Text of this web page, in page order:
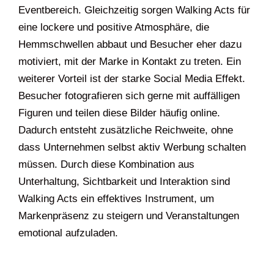
Eventbereich. Gleichzeitig sorgen Walking Acts für
eine lockere und positive Atmosphäre, die
Hemmschwellen abbaut und Besucher eher dazu
motiviert, mit der Marke in Kontakt zu treten. Ein
weiterer Vorteil ist der starke Social Media Effekt.
Besucher fotografieren sich gerne mit auffälligen
Figuren und teilen diese Bilder häufig online.
Dadurch entsteht zusätzliche Reichweite, ohne
dass Unternehmen selbst aktiv Werbung schalten
müssen. Durch diese Kombination aus
Unterhaltung, Sichtbarkeit und Interaktion sind
Walking Acts ein effektives Instrument, um
Markenpräsenz zu steigern und Veranstaltungen
emotional aufzuladen.